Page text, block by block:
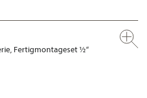
Fertigmontageset ½“